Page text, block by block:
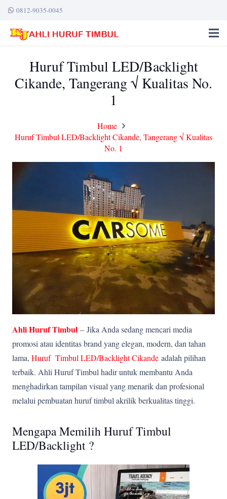
0812-9035-0045
Huruf Timbul LED/Backlight
Cikande, Tangerang √ Kualitas No.
1
Home
Huruf Timbul LED/Backlight Cikande, Tangerang √ Kualitas
No. 1
Ahli Huruf Timbul – Jika Anda sedang mencari media
promosi atau identitas brand yang elegan, modern, dan tahan
lama, Huruf Timbul LED/Backlight Cikande adalah pilihan
terbaik. Ahli Huruf Timbul hadir untuk membantu Anda
menghadirkan tampilan visual yang menarik dan profesional
melalui pembuatan huruf timbul akrilik berkualitas tinggi.
Mengapa Memilih Huruf Timbul
LED/Backlight ?